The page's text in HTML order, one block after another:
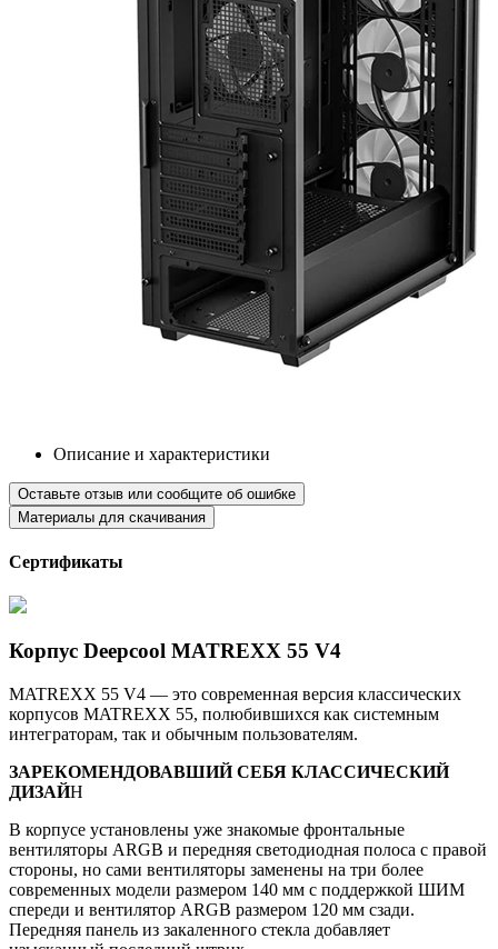
Описание и характеристики
Оставьте отзыв или сообщите об ошибке
Материалы для скачивания
Сертификаты
Корпус Deepcool MATREXX 55 V4
MATREXX 55 V4 — это современная версия классических
корпусов MATREXX 55, полюбившихся как системным
интеграторам, так и обычным пользователям.
ЗАРЕКОМЕНДОВАВШИЙ СЕБЯ КЛАССИЧЕСКИЙ
ДИЗАЙН
В корпусе установлены уже знакомые фронтальные
вентиляторы ARGB и передняя светодиодная полоса с правой
стороны, но сами вентиляторы заменены на три более
современных модели размером 140 мм с поддержкой ШИМ
спереди и вентилятор ARGB размером 120 мм сзади.
Передняя панель из закаленного стекла добавляет